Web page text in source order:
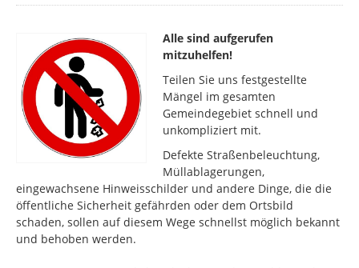
Alle sind aufgerufen
mitzuhelfen!
Teilen Sie uns festgestellte
Mängel im gesamten
Gemeindegebiet schnell und
unkompliziert mit.
Defekte Straßenbeleuchtung,
Müllablagerungen,
eingewachsene Hinweisschilder und andere Dinge, die die
öffentliche Sicherheit gefährden oder dem Ortsbild
schaden, sollen auf diesem Wege schnellst möglich bekannt
und behoben werden.